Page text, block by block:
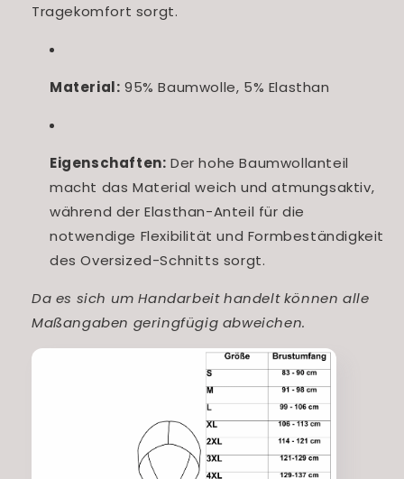
Tragekomfort sorgt.
Material: 95% Baumwolle, 5% Elasthan
Eigenschaften: Der hohe Baumwollanteil
macht das Material weich und atmungsaktiv,
während der Elasthan-Anteil für die
notwendige Flexibilität und Formbeständigkeit
des Oversized-Schnitts sorgt.
Da es sich um Handarbeit handelt können alle
Maßangaben geringfügig abweichen.